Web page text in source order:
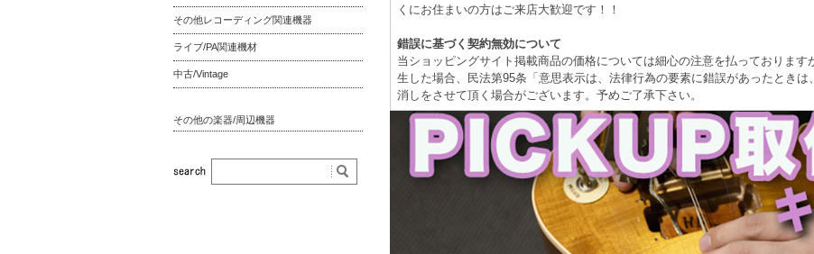
くにお住まいの方はご来店大歓迎です！！
錯誤に基づく契約無効について
当ショッピングサイト掲載商品の価格については細心の注意を払っておりま
生した場合、民法第95条「意思表示は、法律行為の要素に錯誤があったとき
消しをさせて頂く場合がございます。予めご了承下さい。
その他レコーディング関連機器
ライブ/PA関連機材
中古/Vintage
その他の楽器/周辺機器